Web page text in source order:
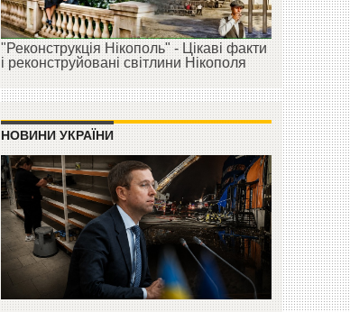
"Реконструкція Нікополь" - Цікаві факти
і реконструйовані світлини Нікополя
НОВИНИ УКРАЇНИ